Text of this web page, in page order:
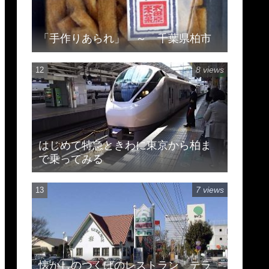
「手作りあられ」 ～ 千葉県柏市
はじめて特急ときわに東京から柏ま
で乗ってみる
8 views
懐かしのつくばのレストラン テラ
7 views